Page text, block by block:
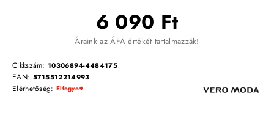
6 090 Ft
Áraink az ÁFA értékét tartalmazzák!
Cikkszám: 10306894-4484175
EAN: 5715512214993
Elérhetőség: Elfogyott